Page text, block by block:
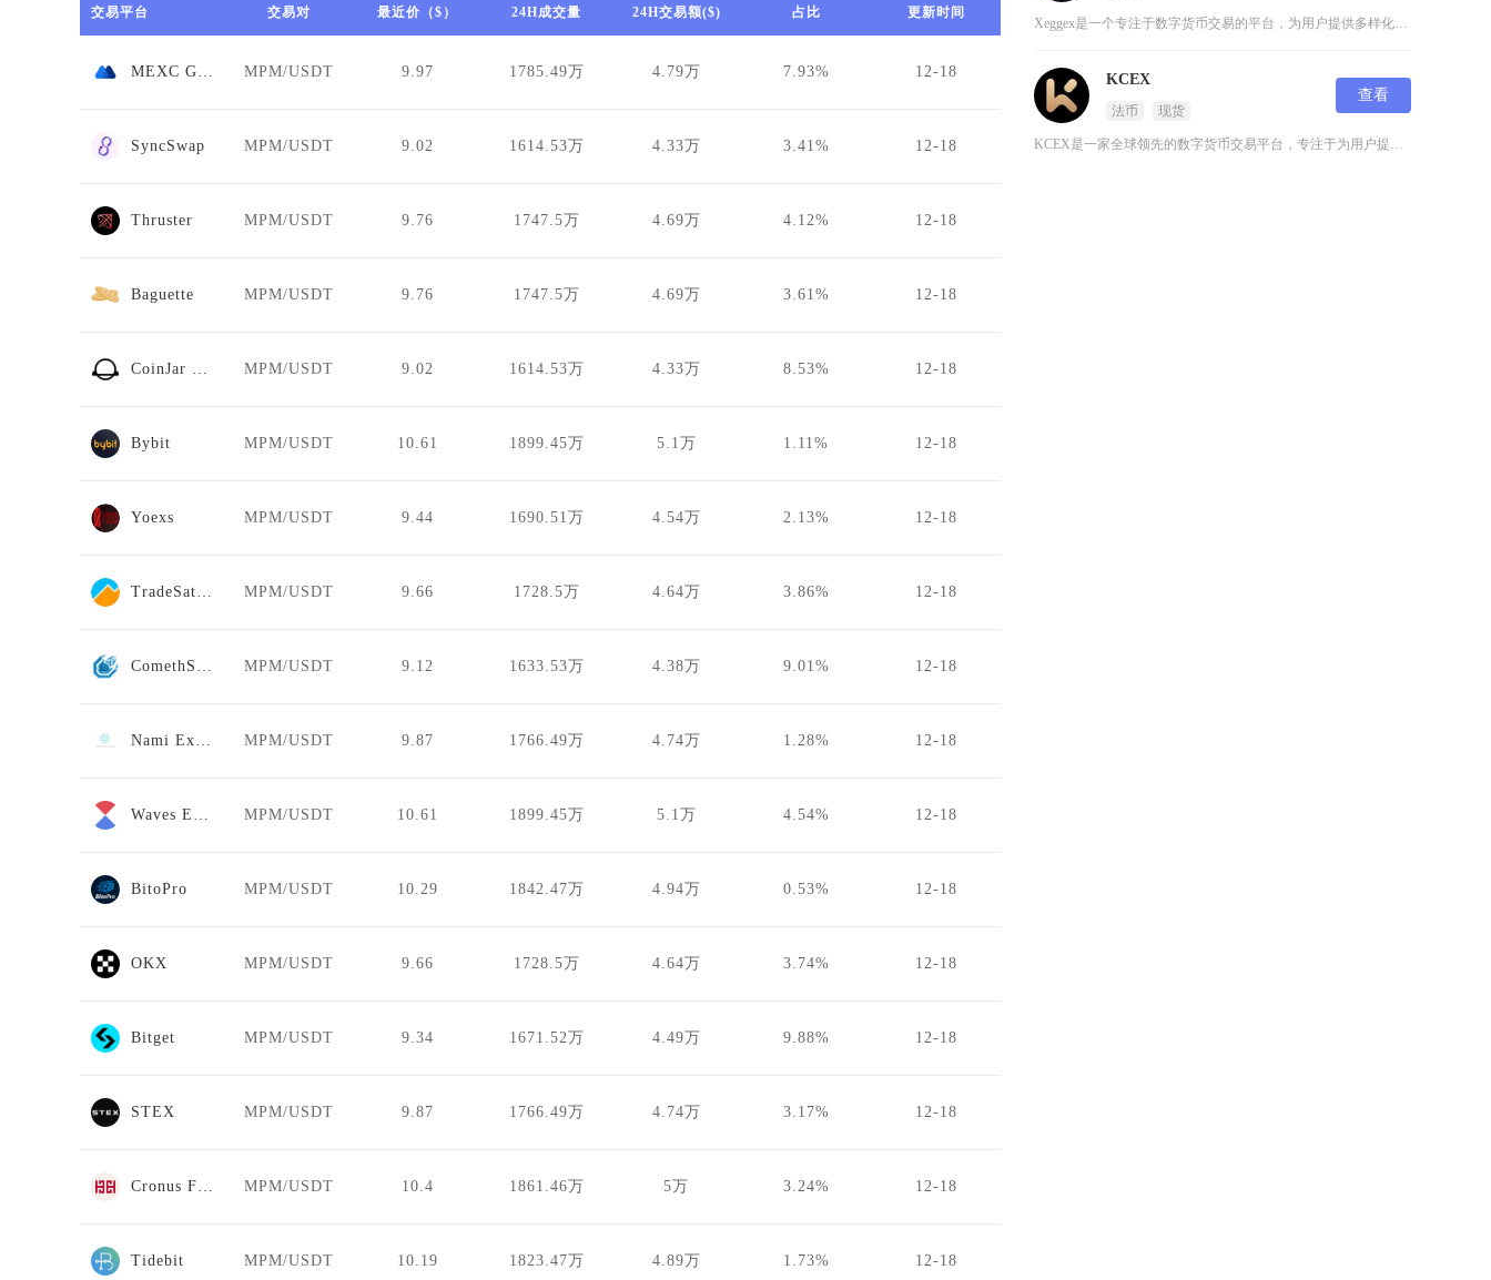
交易平台 交易对 最近价（$） 24H成交量 24H交易额($) 占比 更新时间
MEXC Global MPM/USDT 9.97 1785.49万 4.79万 7.93% 12-18
SyncSwap MPM/USDT 9.02 1614.53万 4.33万 3.41% 12-18
Thruster MPM/USDT 9.76 1747.5万 4.69万 4.12% 12-18
Baguette MPM/USDT 9.76 1747.5万 4.69万 3.61% 12-18
CoinJar Exchange MPM/USDT 9.02 1614.53万 4.33万 8.53% 12-18
Bybit MPM/USDT 10.61 1899.45万 5.1万 1.11% 12-18
Yoexs MPM/USDT 9.44 1690.51万 4.54万 2.13% 12-18
TradeSatoshi MPM/USDT 9.66 1728.5万 4.64万 3.86% 12-18
ComethSwap MPM/USDT 9.12 1633.53万 4.38万 9.01% 12-18
Nami Exchange MPM/USDT 9.87 1766.49万 4.74万 1.28% 12-18
Waves Exchange MPM/USDT 10.61 1899.45万 5.1万 4.54% 12-18
BitoPro MPM/USDT 10.29 1842.47万 4.94万 0.53% 12-18
OKX MPM/USDT 9.66 1728.5万 4.64万 3.74% 12-18
Bitget MPM/USDT 9.34 1671.52万 4.49万 9.88% 12-18
STEX MPM/USDT 9.87 1766.49万 4.74万 3.17% 12-18
Cronus Finance MPM/USDT 10.4 1861.46万 5万 3.24% 12-18
Tidebit MPM/USDT 10.19 1823.47万 4.89万 1.73% 12-18
Xeggex是一个专注于数字货币交易的平台，为用户提供多样化的交易对和便捷的操作体验。这个
KCEX
法币 现货
查看
KCEX是一家全球领先的数字货币交易平台，专注于为用户提供安全、高效的数字资产交易服务。作